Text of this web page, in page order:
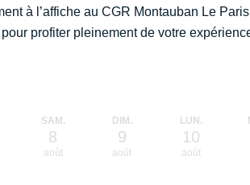
à l’affiche au CGR Montauban Le
profiter pleinement de votre
SAM.
8
août
DIM.
9
août
LUN.
10
août